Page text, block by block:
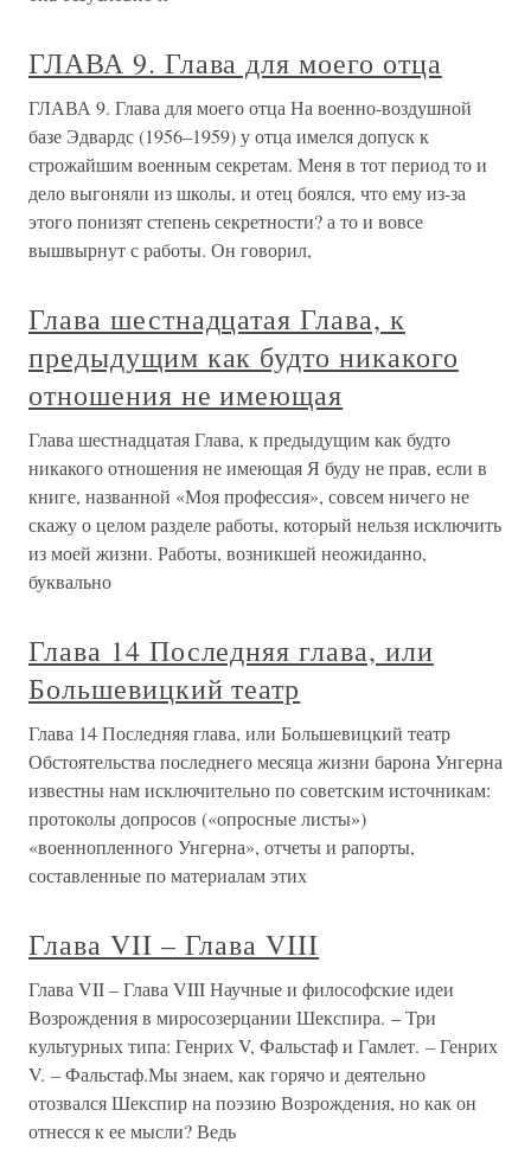
ГЛАВА 9. Глава для моего отца
ГЛАВА 9. Глава для моего отца На военно-воздушной
базе Эдвардс (1956–1959) у отца имелся допуск к
строжайшим военным секретам. Меня в тот период то и
дело выгоняли из школы, и отец боялся, что ему из-за
этого понизят степень секретности? а то и вовсе
вышвырнут с работы. Он говорил,
Глава шестнадцатая Глава, к
предыдущим как будто никакого
отношения не имеющая
Глава шестнадцатая Глава, к предыдущим как будто
никакого отношения не имеющая Я буду не прав, если в
книге, названной «Моя профессия», совсем ничего не
скажу о целом разделе работы, который нельзя исключить
из моей жизни. Работы, возникшей неожиданно,
буквально
Глава 14 Последняя глава, или
Большевицкий театр
Глава 14 Последняя глава, или Большевицкий театр
Обстоятельства последнего месяца жизни барона Унгерна
известны нам исключительно по советским источникам:
протоколы допросов («опросные листы»)
«военнопленного Унгерна», отчеты и рапорты,
составленные по материалам этих
Глава VII – Глава VIII
Глава VII – Глава VIII Научные и философские идеи
Возрождения в миросозерцании Шекспира. – Три
культурных типа: Генрих V, Фальстаф и Гамлет. – Генрих
V. – Фальстаф.Мы знаем, как горячо и деятельно
отозвался Шекспир на поэзию Возрождения, но как он
отнесся к ее мысли? Ведь